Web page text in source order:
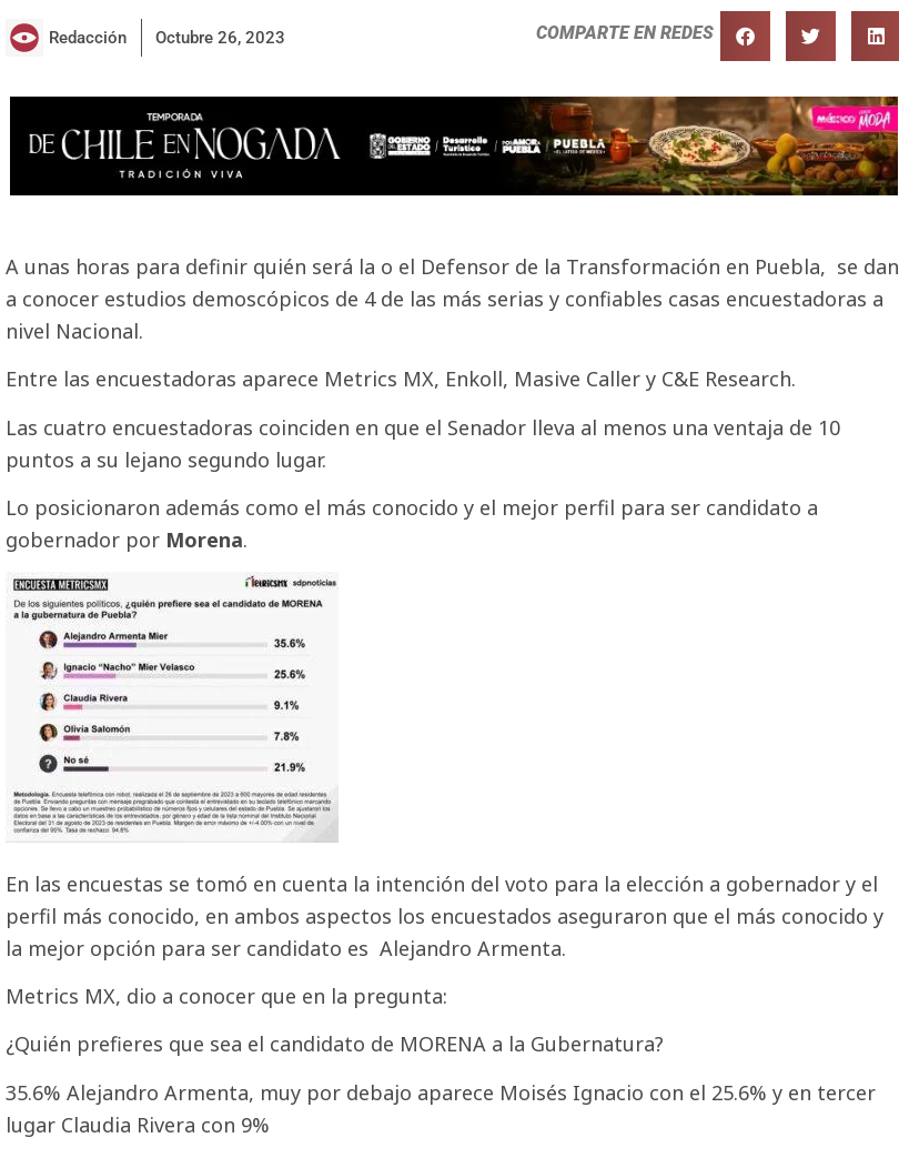
Redacción Octubre 26, 2023 COMPARTE EN REDES
A unas horas para definir quién será la o el Defensor de la Transformación en Puebla, se dan
a conocer estudios demoscópicos de 4 de las más serias y confiables casas encuestadoras a
nivel Nacional.
Entre las encuestadoras aparece Metrics MX, Enkoll, Masive Caller y C&E Research.
Las cuatro encuestadoras coinciden en que el Senador lleva al menos una ventaja de 10
puntos a su lejano segundo lugar.
Lo posicionaron además como el más conocido y el mejor perfil para ser candidato a
gobernador por Morena.
En las encuestas se tomó en cuenta la intención del voto para la elección a gobernador y el
perfil más conocido, en ambos aspectos los encuestados aseguraron que el más conocido y
la mejor opción para ser candidato es Alejandro Armenta.
Metrics MX, dio a conocer que en la pregunta:
¿Quién prefieres que sea el candidato de MORENA a la Gubernatura?
35.6% Alejandro Armenta, muy por debajo aparece Moisés Ignacio con el 25.6% y en tercer
lugar Claudia Rivera con 9%